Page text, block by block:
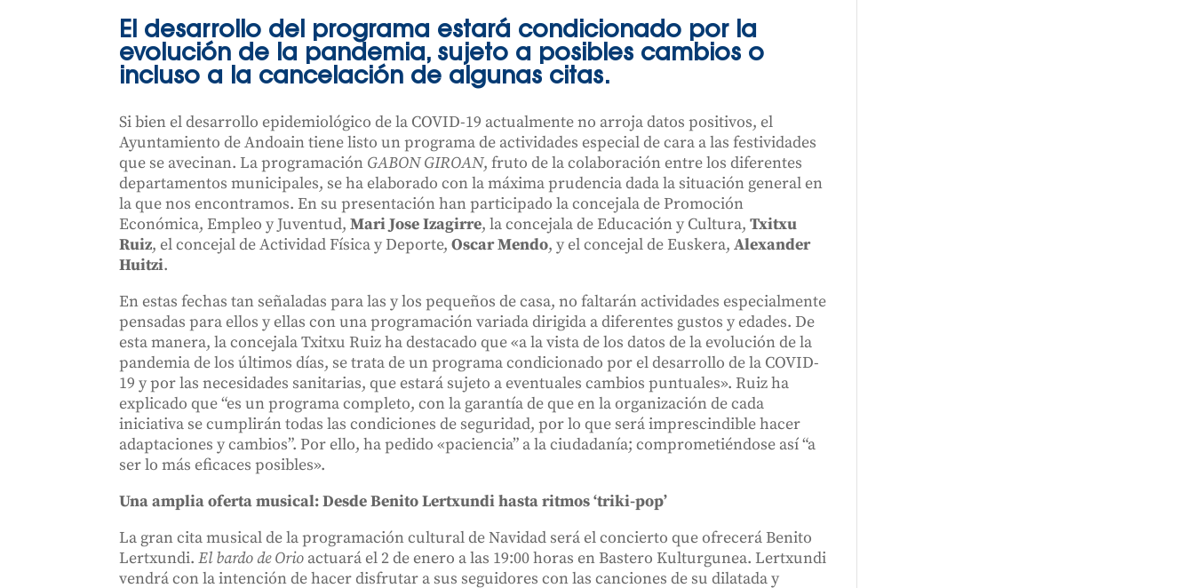
El desarrollo del programa estará condicionado por la
evolución de la pandemia, sujeto a posibles cambios o
incluso a la cancelación de algunas citas.
Si bien el desarrollo epidemiológico de la COVID-19 actualmente no arroja datos positivos, el
Ayuntamiento de Andoain tiene listo un programa de actividades especial de cara a las festividades
que se avecinan. La programación GABON GIROAN, fruto de la colaboración entre los diferentes
departamentos municipales, se ha elaborado con la máxima prudencia dada la situación general en
la que nos encontramos. En su presentación han participado la concejala de Promoción
Económica, Empleo y Juventud,Mari Jose Izagirre, la concejala de Educación y Cultura,Txitxu
Ruiz, el concejal de Actividad Física y Deporte,Oscar Mendo, y el concejal de Euskera,Alexander
Huitzi.
En estas fechas tan señaladas para las y los pequeños de casa, no faltarán actividades especialmente
pensadas para ellos y ellas con una programación variada dirigida a diferentes gustos y edades. De
esta manera, la concejala Txitxu Ruiz ha destacado que «a la vista de los datos de la evolución de la
pandemia de los últimos días, se trata de un programa condicionado por el desarrollo de la COVID-
19 y por las necesidades sanitarias, que estará sujeto a eventuales cambios puntuales». Ruiz ha
explicado que “es un programa completo, con la garantía de que en la organización de cada
iniciativa se cumplirán todas las condiciones de seguridad, por lo que será imprescindible hacer
adaptaciones y cambios”. Por ello, ha pedido «paciencia” a la ciudadanía; comprometiéndose así “a
ser lo más eficaces posibles».
Una amplia oferta musical: Desde Benito Lertxundi hasta ritmos ‘triki-pop’
La gran cita musical de la programación cultural de Navidad será el concierto que ofrecerá Benito
Lertxundi.El bardo de Orio actuará el 2 de enero a las 19:00 horas en Bastero Kulturgunea. Lertxundi
vendrá con la intención de hacer disfrutar a sus seguidores con las canciones de su dilatada y